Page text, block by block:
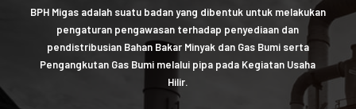
BPH Migas adalah suatu badan yang dibentuk untuk melakukan
pengaturan pengawasan terhadap penyediaan dan
pendistribusian Bahan Bakar Minyak dan Gas Bumi serta
Pengangkutan Gas Bumi melalui pipa pada Kegiatan Usaha
Hilir.